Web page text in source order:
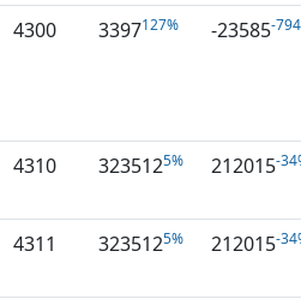
4300 3397127% -23585-
4310 3235125% 212015-
4311 3235125% 212015-